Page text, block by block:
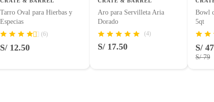
alimenticios, vitaminas.
Tarro Oval para Hierbas y
Especias
(6)
S/ 12.50
Aro para Servilleta Aria
Dorado
(4)
S/ 17.50
Bowl
5qt
S/
S/ 79